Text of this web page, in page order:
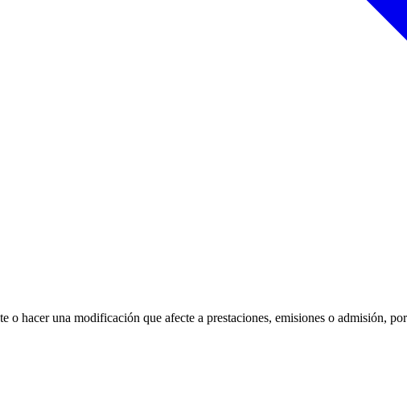
hacer una modificación que afecte a prestaciones, emisiones o admisión,